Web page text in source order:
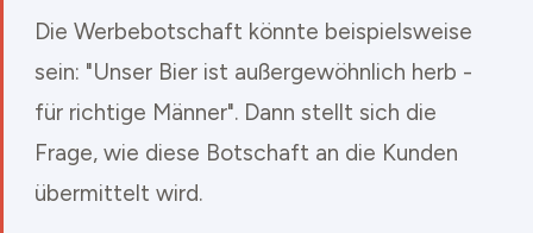
Die Werbebotschaft könnte beispielsweise
sein: "Unser Bier ist außergewöhnlich herb -
für richtige Männer". Dann stellt sich die
Frage, wie diese Botschaft an die Kunden
übermittelt wird.